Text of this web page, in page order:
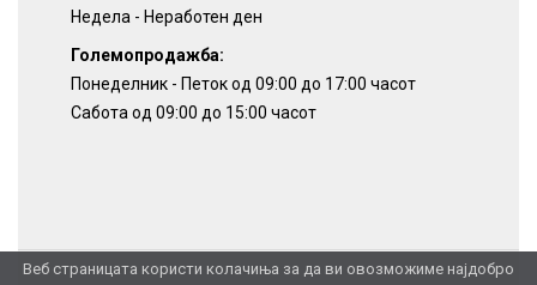
Веб страницата користи колачиња за да ви овозможиме најдобро
Недела - Неработен ден
Големопродажба:
Понеделник - Петок од 09:00 до 17:00 часот
Сабота од 09:00 до 15:00 часот